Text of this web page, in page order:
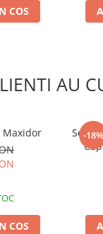
COS
AU
Maxidor
COS
-18%